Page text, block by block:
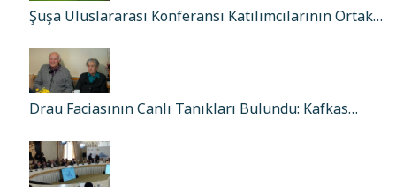
Şuşa Uluslararası Konferansı Katılımcılarının Ortak…
Drau Faciasının Canlı Tanıkları Bulundu: Kafkas…